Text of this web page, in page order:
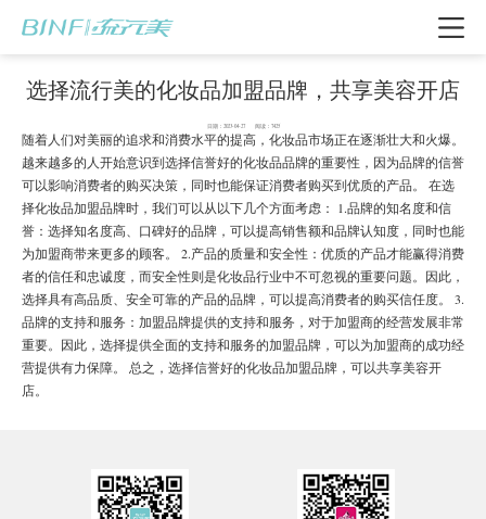
选择流行美的化妆品加盟品牌，共享美容开店
日期：2023-04-27 阅读：7425
随着人们对美丽的追求和消费水平的提高，化妆品市场正在逐渐壮大和火爆。
越来越多的人开始意识到选择信誉好的化妆品品牌的重要性，因为品牌的信誉
可以影响消费者的购买决策，同时也能保证消费者购买到优质的产品。 在选
择化妆品加盟品牌时，我们可以从以下几个方面考虑： 1.品牌的知名度和信
誉：选择知名度高、口碑好的品牌，可以提高销售额和品牌认知度，同时也能
为加盟商带来更多的顾客。 2.产品的质量和安全性：优质的产品才能赢得消费
者的信任和忠诚度，而安全性则是化妆品行业中不可忽视的重要问题。因此，
选择具有高品质、安全可靠的产品的品牌，可以提高消费者的购买信任度。 3.
品牌的支持和服务：加盟品牌提供的支持和服务，对于加盟商的经营发展非常
重要。因此，选择提供全面的支持和服务的加盟品牌，可以为加盟商的成功经
营提供有力保障。 总之，选择信誉好的化妆品加盟品牌，可以共享美容开
店。
我要加盟